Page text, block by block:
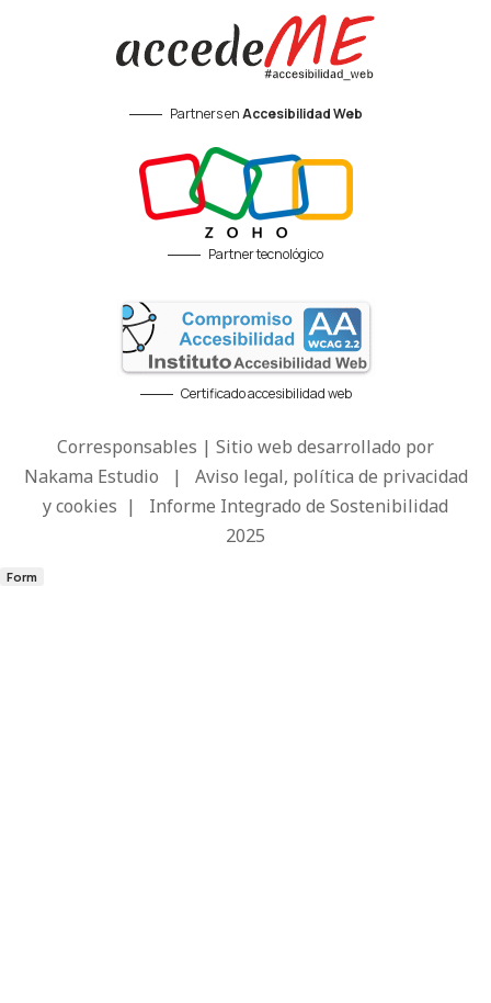
Partners enAccesibilidad Web
Partner tecnológico
Certificado accesibilidad web
Corresponsables | Sitio web desarrollado por
Nakama Estudio | Aviso legal, política de privacidad
y cookies | Informe Integrado de Sostenibilidad
2025
Form